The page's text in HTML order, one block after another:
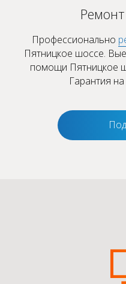
Профессионально
Пятницкое шоссе.
помощи Пятницкое
Гарантия